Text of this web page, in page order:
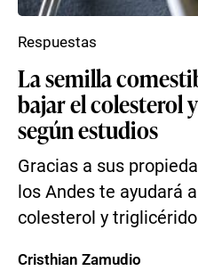
La semilla
bajar el colesterol
según estudios
Gracias a sus
los Andes te ayudará
colesterol y
Respuestas
Cristhian Zamudio